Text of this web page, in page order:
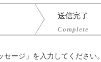
送信完了
Complete
ージ」を入力してください。